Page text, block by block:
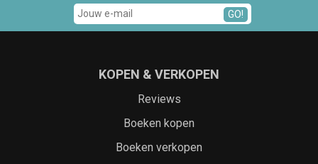
GO!
KOPEN & VERKOPEN
Reviews
Boeken kopen
Boeken verkopen